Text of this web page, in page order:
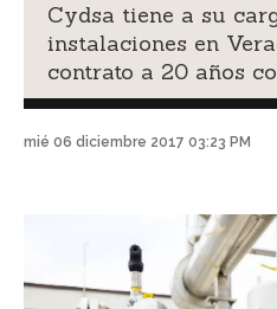
Cydsa tiene a su
instalaciones en
contrato a 20 años
mié 06 diciembre 2017 03:23 PM